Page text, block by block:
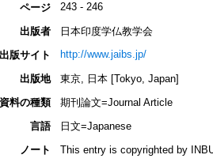
ページ 243 - 246
出版者
日本印度学仏教学会
出版サイト
http://www.jaibs.jp/
出版地
東京, 日本 [Tokyo, Japan]
資料の種類
期刊論文=Journal Article
言語
日文=Japanese
ノート
This entry is copyrighted by